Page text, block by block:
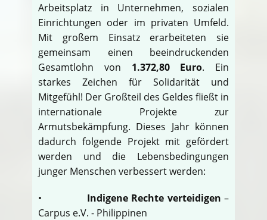
Arbeitsplatz in Unternehmen, sozialen
Einrichtungen oder im privaten Umfeld.
Mit großem Einsatz erarbeiteten sie
gemeinsam einen beeindruckenden
Gesamtlohn von 1.372,80 Euro. Ein
starkes Zeichen für Solidarität und
Mitgefühl! Der Großteil des Geldes fließt in
internationale Projekte zur
Armutsbekämpfung. Dieses Jahr können
dadurch folgende Projekt mit gefördert
werden und die Lebensbedingungen
junger Menschen verbessert werden:
• Indigene Rechte verteidigen –
Carpus e.V. - Philippinen